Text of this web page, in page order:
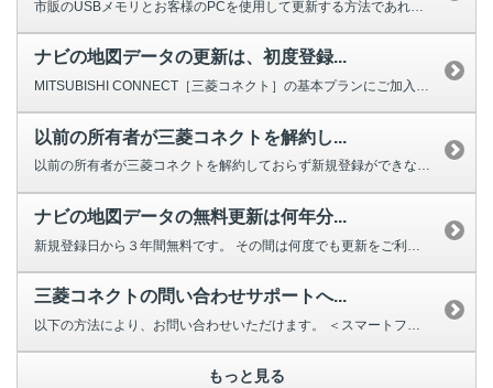
ナビの地図データの更新は、初度登録...
MITSUBISHI CONNECT［三菱コネクト］の基本プランにご加入い...
以前の所有者が三菱コネクトを解約し...
以前の所有者が三菱コネクトを解約しておらず新規登録ができない場合は、三菱自...
ナビの地図データの無料更新は何年分...
三菱コネクトの問い合わせサポートへ...
以下の方法により、お問い合わせいただけます。 ＜スマートフォン連携ナ...
もっと見る